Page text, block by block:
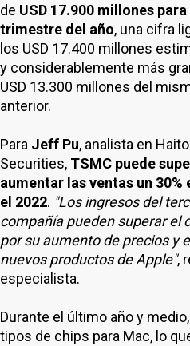
de USD 17.900 millones
trimestre del año, una cifra
los USD 17.400 millones
y considerablemente más
USD 13.300 millones del
anterior.
Para Jeff Pu, analista en
Securities, TSMC puede
aumentar las ventas un
el 2022. "Los ingresos del
compañía pueden superar el
por su aumento de precios y
nuevos productos de Apple",
especialista.
Durante el último año y
tipos de chips para Mac, lo